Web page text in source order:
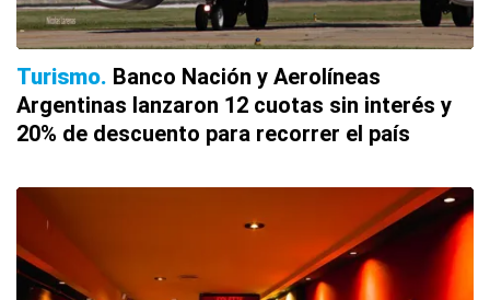
Turismo Banco Nación y Aerolíneas
Argentinas lanzaron 12 cuotas sin interés y
20% de descuento para recorrer el país